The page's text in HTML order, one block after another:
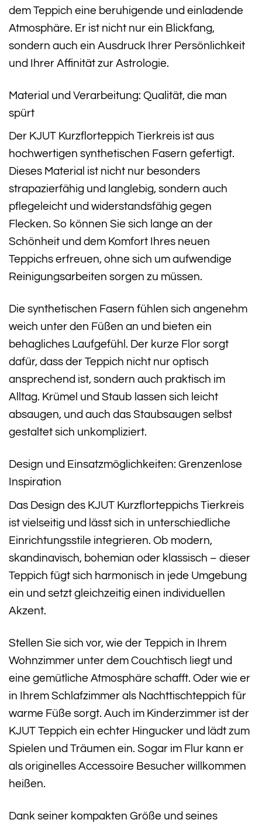
dem Teppich eine beruhigende und einladende
Atmosphäre. Er ist nicht nur ein Blickfang,
sondern auch ein Ausdruck Ihrer Persönlichkeit
und Ihrer Affinität zur Astrologie.
Material und Verarbeitung: Qualität, die man
spürt
Der KJUT Kurzflorteppich Tierkreis ist aus
hochwertigen synthetischen Fasern gefertigt.
Dieses Material ist nicht nur besonders
strapazierfähig und langlebig, sondern auch
pflegeleicht und widerstandsfähig gegen
Flecken. So können Sie sich lange an der
Schönheit und dem Komfort Ihres neuen
Teppichs erfreuen, ohne sich um aufwendige
Reinigungsarbeiten sorgen zu müssen.
Die synthetischen Fasern fühlen sich angenehm
weich unter den Füßen an und bieten ein
behagliches Laufgefühl. Der kurze Flor sorgt
dafür, dass der Teppich nicht nur optisch
ansprechend ist, sondern auch praktisch im
Alltag. Krümel und Staub lassen sich leicht
absaugen, und auch das Staubsaugen selbst
gestaltet sich unkompliziert.
Design und Einsatzmöglichkeiten: Grenzenlose
Inspiration
Das Design des KJUT Kurzflorteppichs Tierkreis
ist vielseitig und lässt sich in unterschiedliche
Einrichtungsstile integrieren. Ob modern,
skandinavisch, bohemian oder klassisch – dieser
Teppich fügt sich harmonisch in jede Umgebung
ein und setzt gleichzeitig einen individuellen
Akzent.
Stellen Sie sich vor, wie der Teppich in Ihrem
Wohnzimmer unter dem Couchtisch liegt und
eine gemütliche Atmosphäre schafft. Oder wie er
in Ihrem Schlafzimmer als Nachttischteppich für
warme Füße sorgt. Auch im Kinderzimmer ist der
KJUT Teppich ein echter Hingucker und lädt zum
Spielen und Träumen ein. Sogar im Flur kann er
als originelles Accessoire Besucher willkommen
heißen.
Dank seiner kompakten Größe und seines